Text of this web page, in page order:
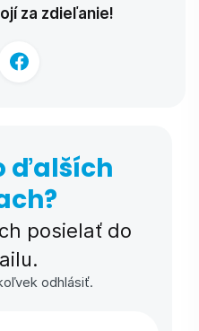
za zdieľanie!
ďalších
posielať do
odhlásiť.